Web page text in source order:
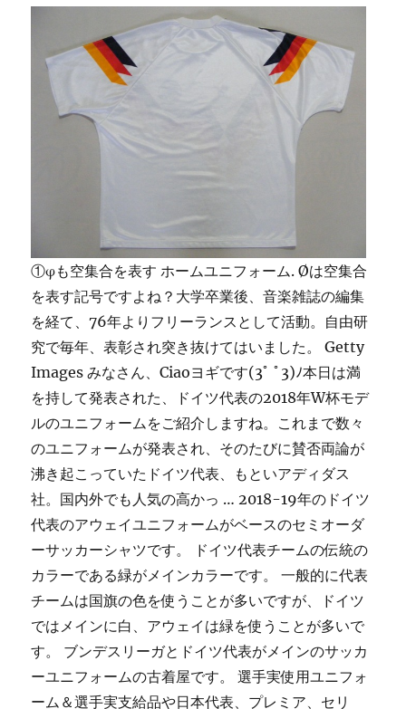
①φも空集合を表す ホームユニフォーム. Øは空集合
を表す記号ですよね？大学卒業後、音楽雑誌の編集
を経て、76年よりフリーランスとして活動。自由研
究で毎年、表彰され突き抜けてはいました。 Getty
Images みなさん、Ciaoヨギです(3ﾟ ﾟ3)ﾉ本日は満
を持して発表された、ドイツ代表の2018年W杯モデ
ルのユニフォームをご紹介しますね。これまで数々
のユニフォームが発表され、そのたびに賛否両論が
沸き起こっていたドイツ代表、もといアディダス
社。国内外でも人気の高かっ … 2018-19年のドイツ
代表のアウェイユニフォームがベースのセミオーダ
ーサッカーシャツです。 ドイツ代表チームの伝統の
カラーである緑がメインカラーです。 一般的に代表
チームは国旗の色を使うことが多いですが、ドイツ
ではメインに白、アウェイは緑を使うことが多いで
す。 ブンデスリーガとドイツ代表がメインのサッカ
ーユニフォームの古着屋です。 選手実使用ユニフォ
ーム＆選手実支給品や日本代表、プレミア、セリ